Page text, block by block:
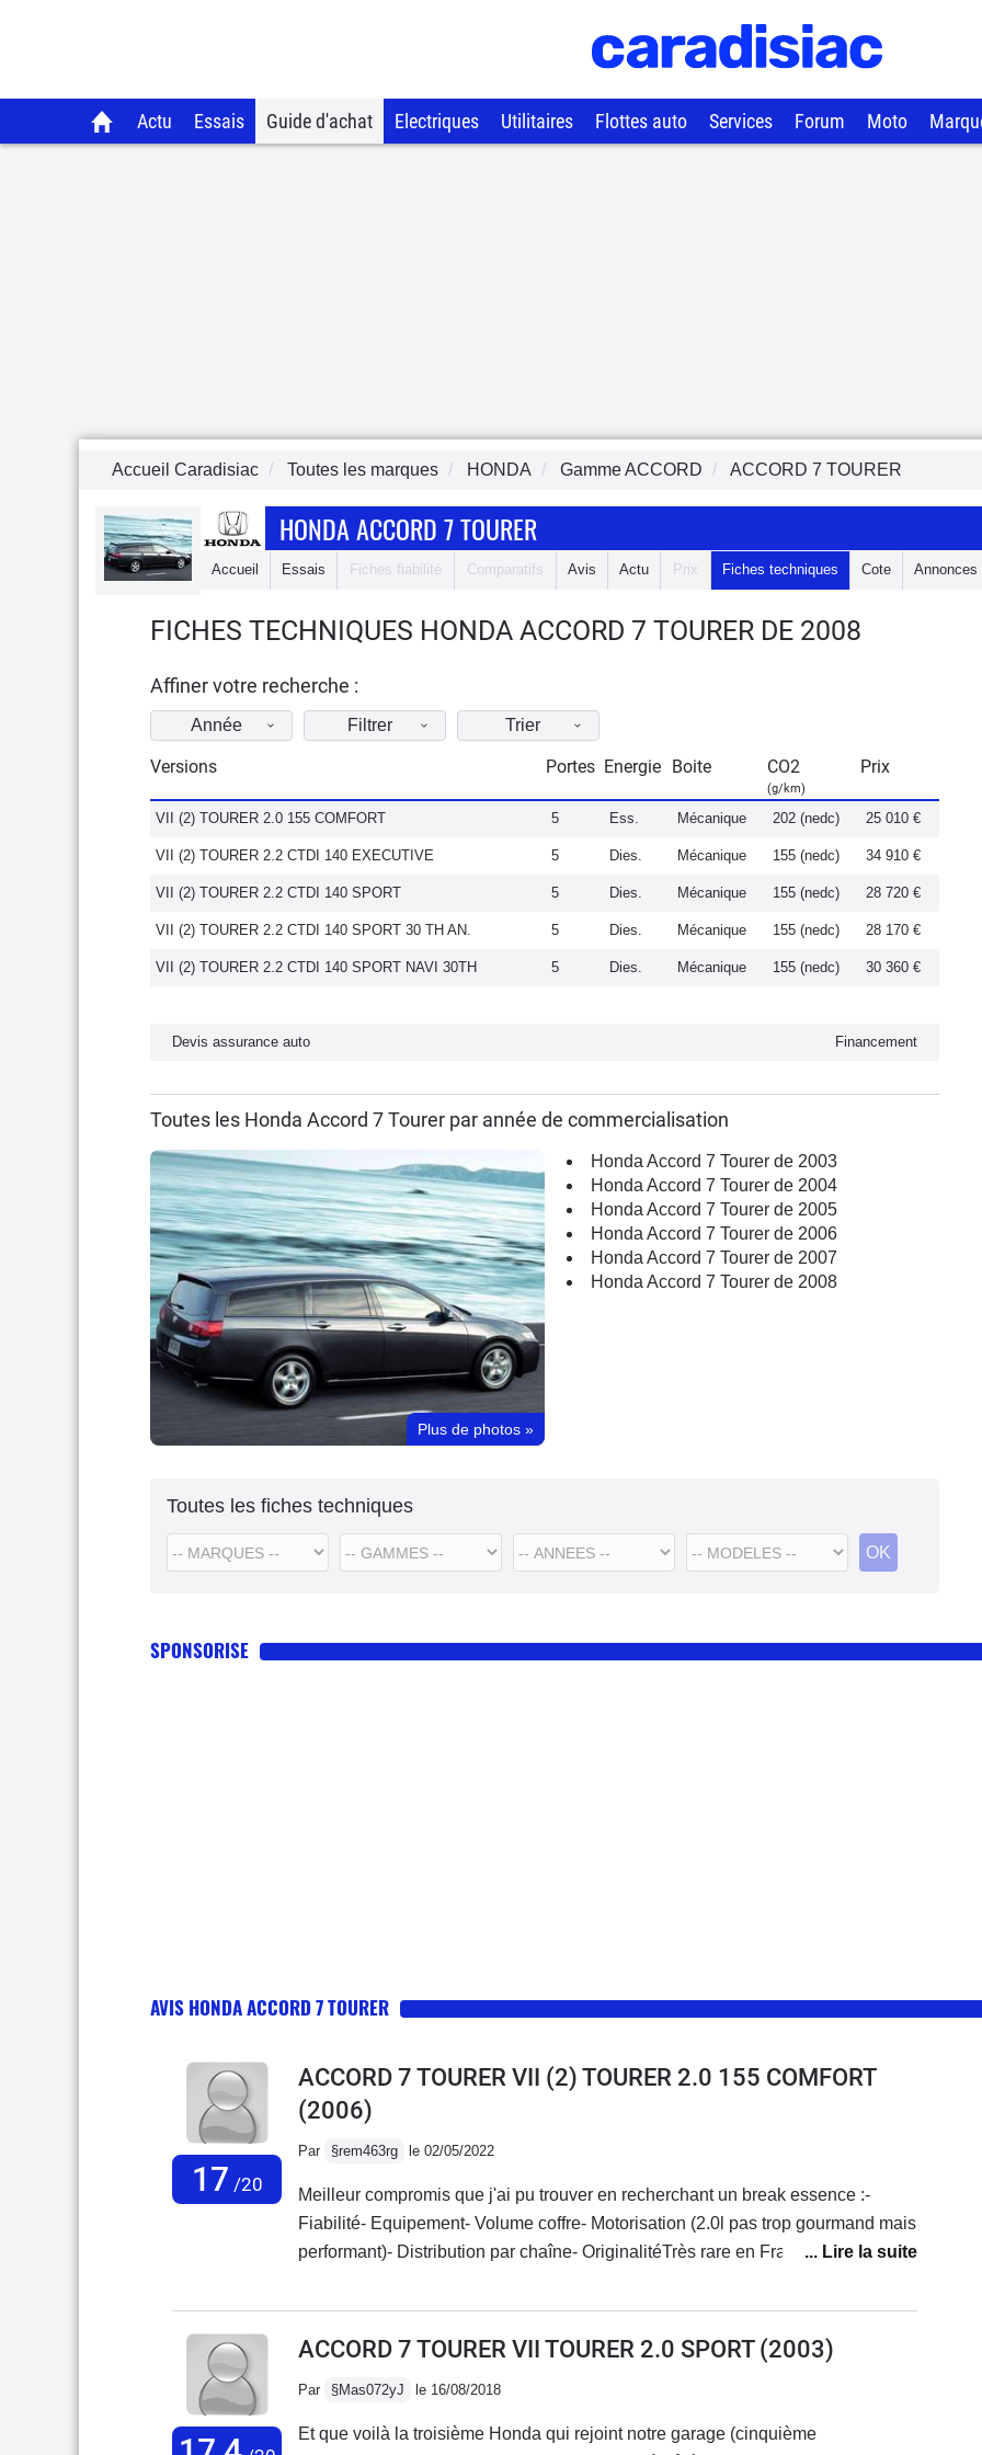
Actu Essais Guide d'achat Electriques Utilitaires Flottes auto Services Forum Moto
Accueil Caradisiac Toutes les marques HONDA GammeACCORD ACCORD 7 TOURER
HONDA ACCORD 7 TOURER
Accueil Essais Fiches fiabilité Comparatifs Avis Actu Prix Fiches techniques Cote Annonces
FICHES TECHNIQUES HONDA ACCORD 7 TOURER DE 2008
Affiner votre recherche :
Année Filtrer Trier
Versions Portes Energie Boite CO2
(g/km)
Prix
VII (2) TOURER 2.0 155 COMFORT 5 Ess. Mécanique 202 (nedc) 25 010 €
VII (2) TOURER 2.2 CTDI 140 EXECUTIVE 5 Dies. Mécanique 155 (nedc) 34 910 €
VII (2) TOURER 2.2 CTDI 140 SPORT 5 Dies. Mécanique 155 (nedc) 28 720 €
VII (2) TOURER 2.2 CTDI 140 SPORT 30 TH AN. 5 Dies. Mécanique 155 (nedc) 28 170 €
VII (2) TOURER 2.2 CTDI 140 SPORT NAVI 30TH 5 Dies. Mécanique 155 (nedc) 30 360 €
Devis assurance auto Financement
Toutes les Honda Accord 7 Tourer par année de commercialisation
Plus de photos »
Honda Accord 7 Tourer de 2003
Honda Accord 7 Tourer de 2004
Honda Accord 7 Tourer de 2005
Honda Accord 7 Tourer de 2006
Honda Accord 7 Tourer de 2007
Honda Accord 7 Tourer de 2008
Toutes les fiches techniques
SPONSORISE
AVIS HONDA ACCORD 7 TOURER
17 /20
ACCORD 7 TOURER VII (2) TOURER 2.0 155 COMFORT
(2006)
Par §rem463rg le 02/05/2022
Meilleur compromis que j'ai pu trouver en recherchant un break essence :-
Fiabilité- Equipement- Volume coffre- Motorisation (2.0l pas trop gourmand mais
performant)- Distribution par chaîne- OriginalitéTrès rare en France cependant,
voiture qui pourra satisfaire les amateurs d'automobile qui cherchent quelque
chose de différent, mais sans pour autant faire de compromis. Cette auto n'a
que des avantages.Malgré son âge, cette voiture offre toujours des prestations
très satisfaisantes, et les options d'origine (coffre électrique, régulateur,
modularité banquette, clim bi-zone etc...) montrent à quel point elle était en
avance quand elle est sortie.Assurance bien moins chère que les concurrentes
ACCORD 7 TOURER VII TOURER 2.0 SPORT(2003)
Par §Mas072yJ le 16/08/2018
Et que voilà la troisième Honda qui rejoint notre garage (cinquième